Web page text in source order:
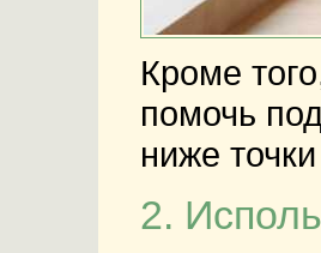
Кроме
помочь
ниже
2.